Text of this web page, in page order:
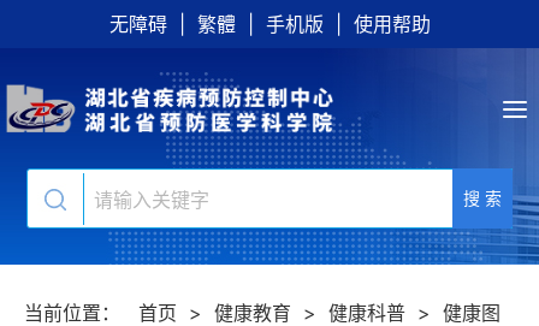
无障碍 繁體 手机版 使用帮助
搜 索
当前位置： 首页 > 健康教育 > 健康科普 > 健康图